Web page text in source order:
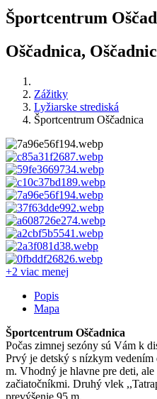
Športcentrum
Oščadnica,
Zážitky
Lyžiarske strediská
Športcentrum Oščadnica
+2 viac menej
Popis
Mapa
Športcentrum Oščadnica
Počas zimnej sezóny sú Vám k
Prvý je detský s nízkym
m. Vhodný je hlavne pre deti,
začiatočníkmi. Druhý vlek
prevýšenie 95 m.